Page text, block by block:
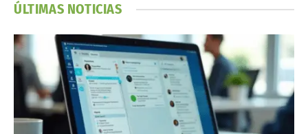
ÚLTIMAS NOTICIAS